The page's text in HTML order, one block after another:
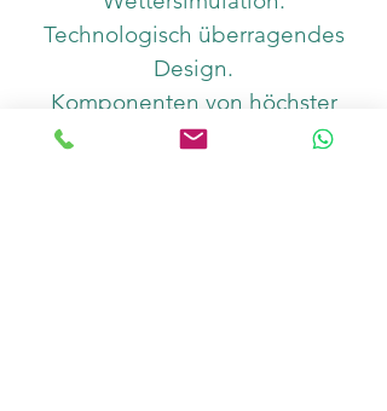
Technologisch überragendes
Design.
Komponenten von höchster
Qualität.